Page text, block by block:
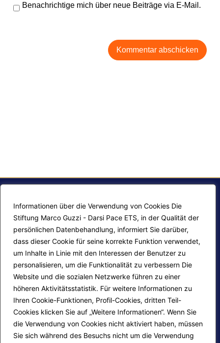
Informationen über die Verwendung von Cookies Die
Stiftung Marco Guzzi - Darsi Pace ETS, in der Qualität der
persönlichen Datenbehandlung, informiert Sie darüber,
dass dieser Cookie für seine korrekte Funktion verwendet,
um Inhalte in Linie mit den Interessen der Benutzer zu
personalisieren, um die Funktionalität zu verbessern Die
Website und die sozialen Netzwerke führen zu einer
höheren Aktivitätsstatistik. Für weitere Informationen zu
Ihren Cookie-Funktionen, Profil-Cookies, dritten Teil-
Cookies klicken Sie auf „Weitere Informationen“. Wenn Sie
die Verwendung von Cookies nicht aktiviert haben, müssen
Sie sich während des Besuchs nicht um die Verwendung
Benachrichtige mich über neue Beiträge via E-Mail.
F.A.Q.
Mappa del sito
Progetti Darsi Pace
Login redattori
Calendario corsi
Privacy Policy
Cookie Policy